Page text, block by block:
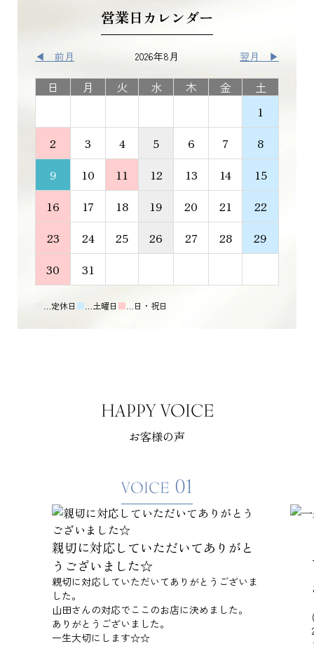
営業日カレンダー
◀ 前月 2026年8月 翌月 ▶
日 月 火 水 木 金
土
1
2
3 4 5 6 7
8
9
10 11 12 13 14
15
16
17 18 19 20 21
22
23
24 25 26 27 28
29
30
31
…定休日 ■…土曜日 ■…日・祝日
HAPPY VOICE
お客様の声
VOICE 01
親切に対応していただいてありがと
うございました☆
親切に対応していただいてありがとうございま
した。
山田さんの対応でここのお店に決めました。
ありがとうございました。
一生大切にします☆☆